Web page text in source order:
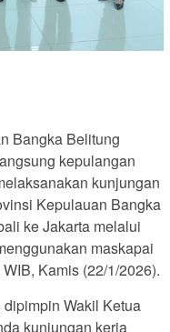
Bangka Belitung
kepulangan
kunjungan
Kepulauan Bangka
ke Jakarta melalui
maskapai
Kamis (22/1/2026).
Wakil Ketua
kunjungan kerja